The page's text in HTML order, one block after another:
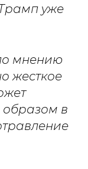
уже
мнению
жесткое
образом в